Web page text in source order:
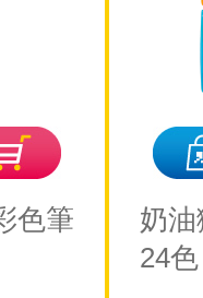
色筆
奶
24色